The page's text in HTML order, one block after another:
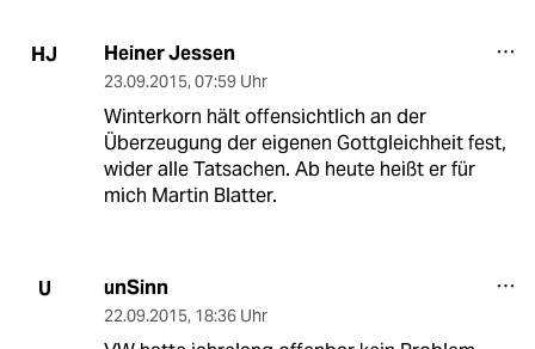
HJ Heiner Jessen
23.09.2015, 07:59 Uhr
Winterkorn hält offensichtlich an der
Überzeugung der eigenen Gottgleichheit fest,
wider alle Tatsachen. Ab heute heißt er für
mich Martin Blatter.
U unSinn
22.09.2015, 18:36 Uhr